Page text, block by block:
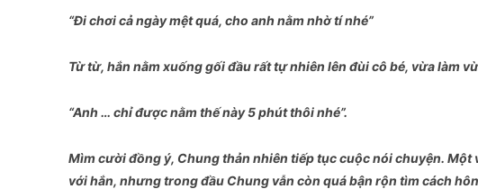
“Đi chơi cả ngày mệt quá, cho anh nằm nhờ tí nhé”
Từ từ, hắn nằm xuống gối đầu rất tự nhiên lên đùi cô bé, vừa làm
“Anh … chỉ được nằm thế này 5 phút thôi nhé”.
Mìm cười đồng ý, Chung thản nhiên tiếp tục cuộc nói chuyện.
với hắn, nhưng trong đầu Chung vẫn còn quá bận rộn tìm cách